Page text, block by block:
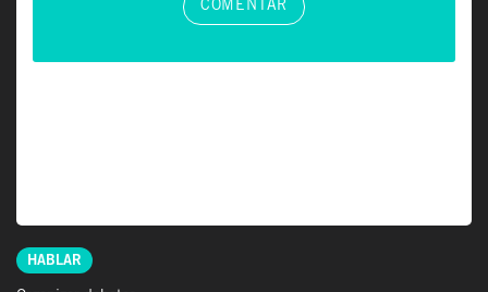
HABLAR